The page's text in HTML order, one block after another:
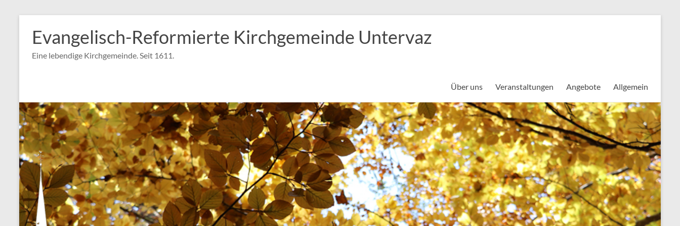
Inhalt
springen
Evangelisch-Reformierte Kirchgemeinde Untervaz
Eine lebendige Kirchgemeinde. Seit 1611.
Über uns Veranstaltungen Angebote Allgemein